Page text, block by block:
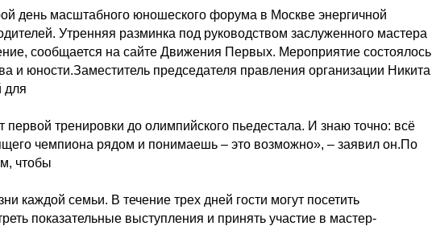
день масштабного юношеского форума в Москве энергичной
Утренняя разминка под руководством заслуженного мастера
сообщается на сайте Движения Первых. Мероприятие состоялось
и юности.Заместитель председателя правления организации Никита
для
тренировки до олимпийского пьедестала. И знаю точно: всё
чемпиона рядом и понимаешь – это возможно», – заявил он.По
чтобы
каждой семьи. В течение трех дней гости могут посетить
показательные выступления и принять участие в мастер-